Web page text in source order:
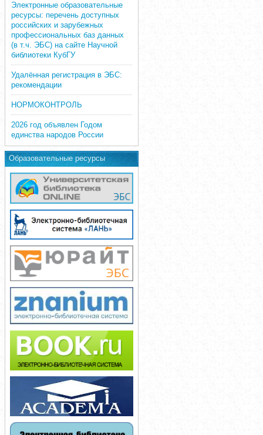
Электронные образовательные
ресурсы: перечень доступных
российских и зарубежных
профессиональных баз данных
(в т.ч. ЭБС) на сайте Научной
библиотеки КубГУ
Удалённая регистрация в ЭБС:
рекомендации
НОРМОКОНТРОЛЬ
2026 год объявлен Годом
единства народов России
Образовательные ресурсы